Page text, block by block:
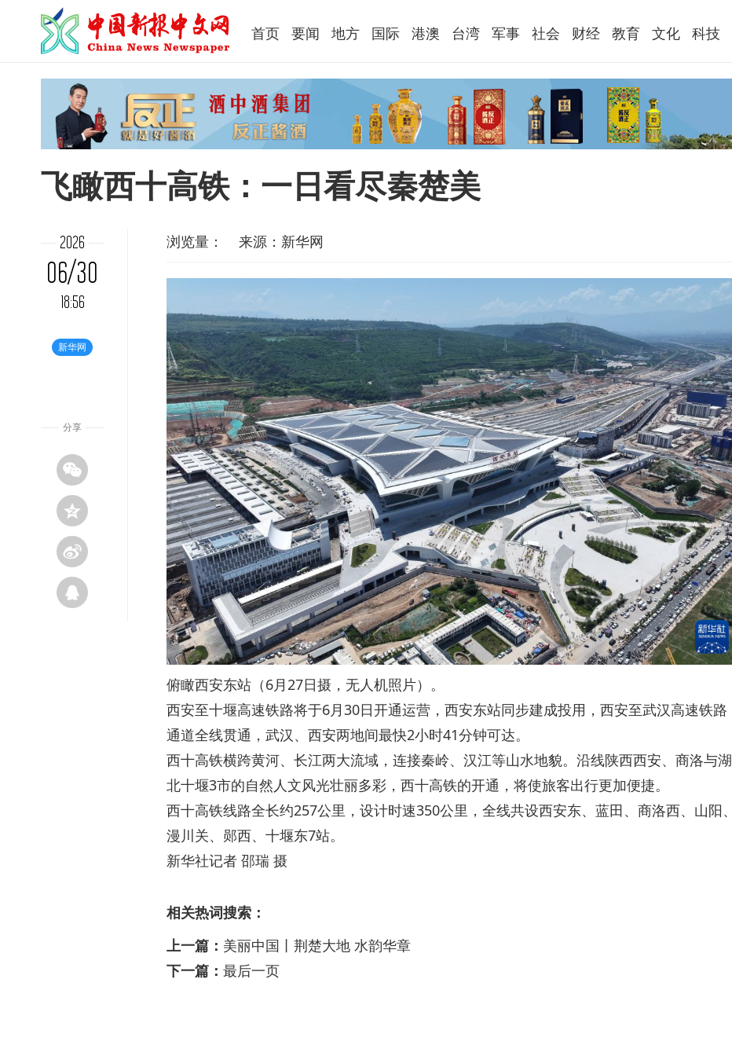
首页 要闻 地方 国际 港澳 台湾 军事 社会 财经 教育 文化 科技
飞瞰西十高铁：一日看尽秦楚美
2026
06/30
18:56
新华网
分享
浏览量： 来源：新华网
俯瞰西安东站（6月27日摄，无人机照片）。
西安至十堰高速铁路将于6月30日开通运营，西安东站同步建成投用，西安至武汉高速铁路
通道全线贯通，武汉、西安两地间最快2小时41分钟可达。
西十高铁横跨黄河、长江两大流域，连接秦岭、汉江等山水地貌。沿线陕西西安、商洛与湖
北十堰3市的自然人文风光壮丽多彩，西十高铁的开通，将使旅客出行更加便捷。
西十高铁线路全长约257公里，设计时速350公里，全线共设西安东、蓝田、商洛西、山阳、
漫川关、郧西、十堰东7站。
新华社记者 邵瑞 摄
相关热词搜索：
上一篇： 美丽中国丨荆楚大地 水韵华章
下一篇： 最后一页